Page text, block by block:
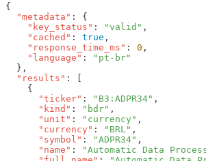
  "metadata"
    "key_status"
: "valid"
    "cached"
: true
    "response_time_ms"
: 0
    "language"
:
  "results"
      "ticker"
: "B3:ADPR34"
      "kind"
: "bdr"
      "unit"
: "currency"
      "currency"
: "BRL"
      "symbol"
: "ADPR34"
      "name"
: "Automatic Data